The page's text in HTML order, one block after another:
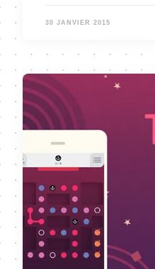
30 JANVIER 2015